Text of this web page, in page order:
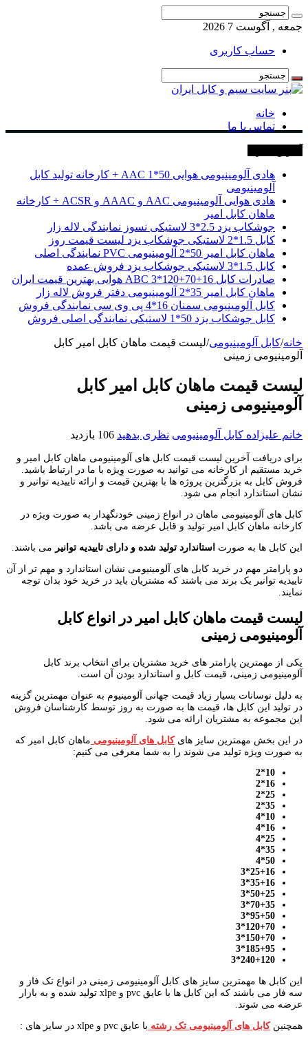
جمعه , آگوست 7 2026
حساب کاربری
خانه
تماس با ما
هادی آلومینیومی هوایی 50*1 AAC + کارخانه تولید کابل
آلومینیومی
هادی هوایی آلومینیومی AAC و AAAC و ACSR + کارخانه
ماهان کابل امیر
جوشکاب یزد 2.5*3 لاستیکی نسوز نمایندگی لاله زار
کابل 1.5*2 لاستیکی جوشکاب یزد لیست قیمت روز
ماهان کابل امیر 50*2 آلومینیومی PVC نمایندگی اصلی
کابل 1.5*3 لاستیکی جوشکاب یزد فروش عمده
صادرات کابل 16+70+120*3 ABC هوایی بهترین قیمت ایران
ماهان کابل امیر 35*2 آلومینیومی دفتر فروش لاله زار
کابل آلومینیومی سمنان 16*4 پی وی سی نمایندگی فروش
کابل جوشکاب یزد 50*1 لاستیکی نمایندگی اصلی فروش
خانه/کابل آلومینیومی/لیست قیمت ماهان کابل امیر کابل
آلومینیومی زمینی
لیست قیمت ماهان کابل امیر کابل
آلومینیومی زمینی
خانم علیزاده کابل آلومینیومی نظری بدهید 106 بازدید
برای دریافت آخرین لیست قیمت کابل های آلومینیومی ماهان کابل امیر و
خرید مستقیم از کارخانه می توانید به صورت وِیژه با ما در ارتباط باشید.
فروش کابل به بزرگترین پروژه ها با بهترین قیمت و ارائه تاییدیه توانیر و
نشان استاندارد انجام می شود.
کابل های آلومینیومی ماهان در انواع زمینی خودنگهدار به صورت ویژه در
کارخانه ماهان کابل امیر تولید و قابل عرضه می باشد.
این کابل ها به صورت استاندارد تولید شده و دارای تاییدیه توانیر می باشند.
دو پارامتر مهم در خرید کابل های آلومینیومی نشان استاندارد و مهم تر از آن
تاییدیه توانیر یک برند می باشند که مشتریان باید در خرید خود بدان توجه
نمایند.
لیست قیمت ماهان کابل امیر در انواع کابل
آلومینیومی زمینی
یکی از مهمترین پارامتر های خرید مشتریان برای انتخاب برند کابل
آلومینیومی زمینی، قیمت کابل و استاندارد بودن آن است.
به دلیل نوسانات بسیار زیاد قیمت جهانی آلومینیوم به عنوان مهمترین گزینه
در تولید این کابل ها، قیمت ها به صورت به روز توسط کارشناسان فروش
این مجموعه به مشتریان ارائه می شود.
در این بخش مهمترین سایز هایکابل های آلومینیومی ماهان کابل امیر که
به صورت ویژه تولید می شوند را به شما معرفی می کنیم:
10*2
16*2
25*2
35*2
10*4
16*4
25*4
35*4
50*4
25+16*3
35+16*3
50+25*3
70+35*3
95+50*3
120+70*3
150+70*3
185+95*3
240+120*3
این کابل ها مهمترین سایز های کابل آلومینیومی زمینی در انواع تک فاز و
سه فاز می باشند که این کابل ها با عایق pvc و xlpe تولید شده و به بازار
عرضه می شوند.
همچنینکابل های آلومینیومی تک رشته با عایق pvc و xlpe در سایز های :